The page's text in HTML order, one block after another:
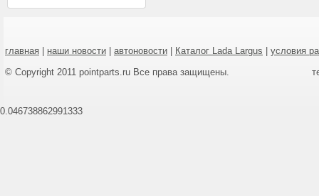
главная наши новости автоновости Каталог Lada Largus
условия
© Copyright 2011 pointparts.ru Все права защищены.
0.046738862991333